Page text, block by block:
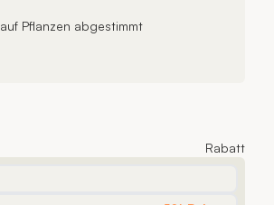
auf Pflanzen abgestimmt
Rabatt